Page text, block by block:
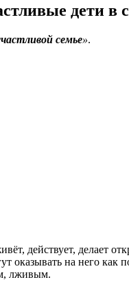
дети в
семье».
действует, делает
оказывать на него как
лживым.